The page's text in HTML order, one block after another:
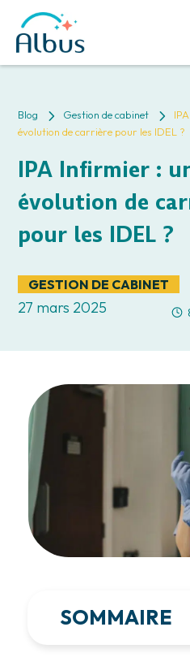
Blog 5 Gestion de cabinet 5
évolution de carrière pour les IDEL ?
IPA Infirmier :
évolution de
pour les IDEL ?
GESTION DE CABINET
27 mars 2025
SOMMAIRE